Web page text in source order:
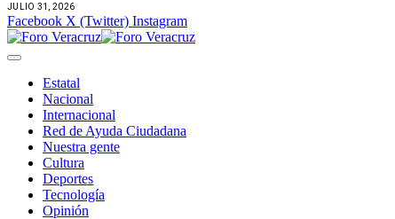
JULIO 31, 2026
Facebook X (Twitter) Instagram
Estatal
Nacional
Internacional
Red de Ayuda Ciudadana
Nuestra gente
Cultura
Deportes
Tecnología
Opinión